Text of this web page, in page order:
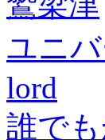
ユニ
lord
誰で